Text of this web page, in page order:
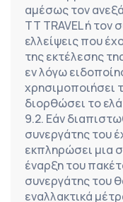
αμέσως τον
TT TRAVEL ή τον
ελλείψεις που
της εκτέλεσης
εν λόγω
χρησιμοποιήσει
διορθώσει το
9.2. Εάν
συνεργάτης του
εκπληρώσει μια
έναρξη του
συνεργάτης του
εναλλακτικά